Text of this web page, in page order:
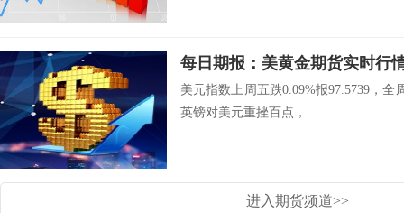
美元指数上周五跌0.09%报97.5739，
英镑对美元重挫百点，...
进入期货频道>>